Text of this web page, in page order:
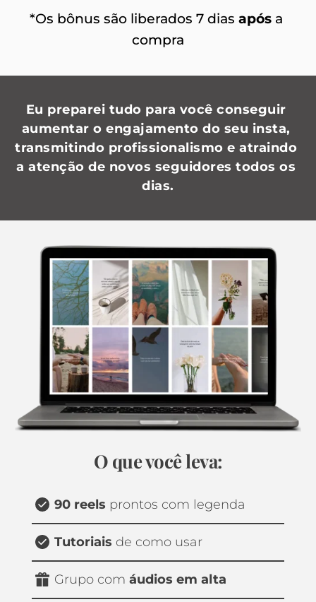
*Os bônus são liberados 7 dias após a
compra
Eu preparei tudo para você conseguir
aumentar o engajamento do seu insta,
transmitindo profissionalismo e atraindo
a atenção de novos seguidores todos os
dias.
O que você leva:
90 reels prontos com legenda
Tutoriais de como usar
Grupo com áudios em alta